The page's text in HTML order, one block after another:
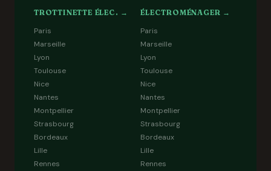
TROTTINETTE ÉLEC. →
Paris
Marseille
Lyon
Toulouse
Nice
Nantes
Montpellier
Strasbourg
Bordeaux
Lille
Rennes
ÉLECTROMÉNAGER →
Paris
Marseille
Lyon
Toulouse
Nice
Nantes
Montpellier
Strasbourg
Bordeaux
Lille
Rennes